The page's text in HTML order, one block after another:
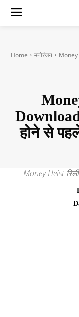
Home मनोरंजन
Money
होने से
Money Heist